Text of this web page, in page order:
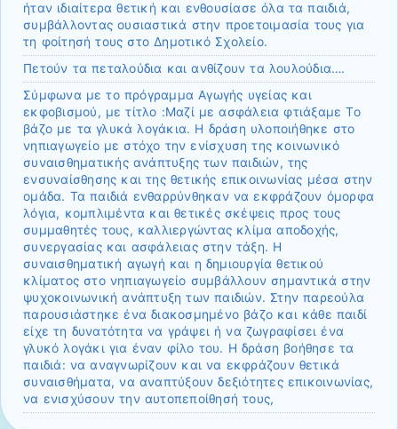
ήταν ιδιαίτερα θετική και ενθουσίασε όλα τα παιδιά,
συμβάλλοντας ουσιαστικά στην προετοιμασία τους για
τη φοίτησή τους στο Δημοτικό Σχολείο.
Πετούν τα πεταλούδια και ανθίζουν τα λουλούδια….
Σύμφωνα με το πρόγραμμα Αγωγής υγείας και
εκφοβισμού, με τίτλο :Μαζί με ασφάλεια φτιάξαμε Το
βάζο με τα γλυκά λογάκια. Η δράση υλοποιήθηκε στο
νηπιαγωγείο με στόχο την ενίσχυση της κοινωνικό
συναισθηματικής ανάπτυξης των παιδιών, της
ενσυναίσθησης και της θετικής επικοινωνίας μέσα στην
ομάδα. Τα παιδιά ενθαρρύνθηκαν να εκφράζουν όμορφα
λόγια, κομπλιμέντα και θετικές σκέψεις προς τους
συμμαθητές τους, καλλιεργώντας κλίμα αποδοχής,
συνεργασίας και ασφάλειας στην τάξη. Η
συναισθηματική αγωγή και η δημιουργία θετικού
κλίματος στο νηπιαγωγείο συμβάλλουν σημαντικά στην
ψυχοκοινωνική ανάπτυξη των παιδιών. Στην παρεούλα
παρουσιάστηκε ένα διακοσμημένο βάζο και κάθε παιδί
είχε τη δυνατότητα να γράψει ή να ζωγραφίσει ένα
γλυκό λογάκι για έναν φίλο του. Η δράση βοήθησε τα
παιδιά: να αναγνωρίζουν και να εκφράζουν θετικά
συναισθήματα, να αναπτύξουν δεξιότητες επικοινωνίας,
να ενισχύσουν την αυτοπεποίθησή τους,